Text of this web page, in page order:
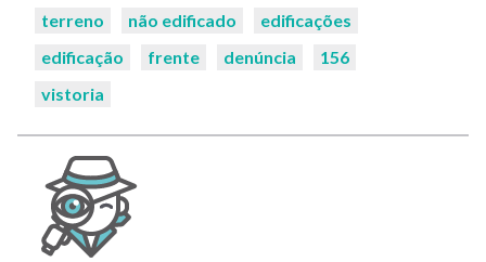
terreno
não edificado
edificações
edificação
frente denúncia
156
vistoria